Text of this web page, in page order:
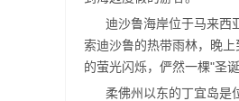
迪沙鲁海岸位于马来西
索迪沙鲁的热带雨林，晚
的萤光闪烁，俨然一棵"圣
柔佛州以东的丁宜岛是